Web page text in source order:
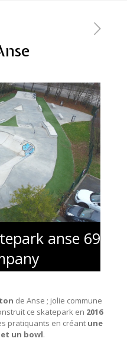
anse 69
de Anse ; jolie commune
ce skatepark en 2016
pratiquants en créant une
un bowl.